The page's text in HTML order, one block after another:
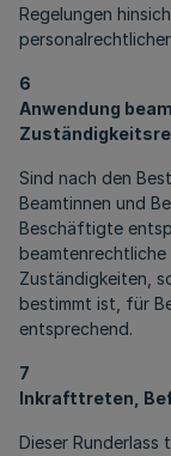
Regelungen
6
Anwendung
Sind nach den
Beamtinnen und
Beschäftigte
beamtenrechtliche
Zuständigkeiten,
bestimmt ist, für
entsprechend.
7
Inkrafttreten,
Dieser